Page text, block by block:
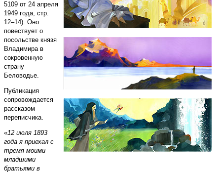
5109 от 24 апреля
1949 года, стр.
12–14). Оно
повествует о
посольстве князя
Владимира в
сокровенную
страну
Беловодье.
Публикация
сопровождается
рассказом
переписчика.
«12 июля 1893
года я приехал с
тремя моими
младшими
братьями в